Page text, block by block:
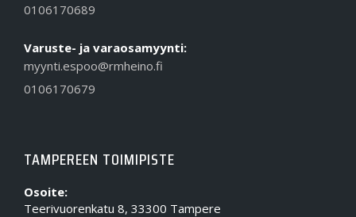
0106170689
Varuste- ja varaosamyynti:
myynti.espoo@rmheino.fi
0106170679
TAMPEREEN TOIMIPISTE
Osoite:
Teerivuorenkatu 8, 33300 Tampere